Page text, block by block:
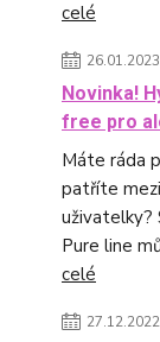
celé
26.01.2023
Novinka!
free pro
Máte ráda
patříte
uživatelky?
Pure line
celé
27.12.2022